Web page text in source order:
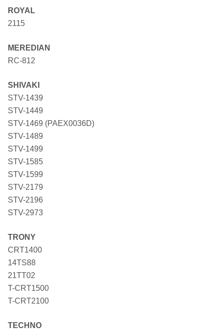
ROYAL
2115
MEREDIAN
RC-812
SHIVAKI
STV-1439
STV-1449
STV-1469 (PAEX0036D)
STV-1489
STV-1499
STV-1585
STV-1599
STV-2179
STV-2196
STV-2973
TRONY
CRT1400
14TS88
21TT02
T-CRT1500
T-CRT2100
TECHNO